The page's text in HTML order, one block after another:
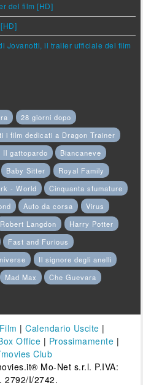
del film [HD]
Jovanotti, il trailer ufficiale del film
28 giorni dopo
i film dedicati a Dragon Trainer
gattopardo
Biancaneve
Baby Sitter
Royal Family
- World
Cinquanta sfumature
Auto da corsa
Virus
Robert Langdon
Harry Potter
Fast and Furious
Il signore degli anelli
Mad Max
Che Guevara
Film |Calendario Uscite |
Office | Prossimamente |
Club
Mo-Net s.r.l. P.IVA:
2792/I/2742.